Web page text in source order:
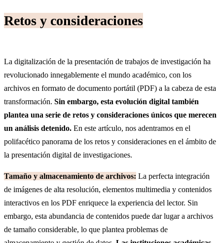
Retos y consideraciones
La digitalización de la presentación de trabajos de investigación ha
revolucionado innegablemente el mundo académico, con los
archivos en formato de documento portátil (PDF) a la cabeza de esta
transformación. Sin embargo, esta evolución digital también
plantea una serie de retos y consideraciones únicos que merecen
un análisis detenido. En este artículo, nos adentramos en el
polifacético panorama de los retos y consideraciones en el ámbito de
la presentación digital de investigaciones.
Tamaño y almacenamiento de archivos: La perfecta integración
de imágenes de alta resolución, elementos multimedia y contenidos
interactivos en los PDF enriquece la experiencia del lector. Sin
embargo, esta abundancia de contenidos puede dar lugar a archivos
de tamaño considerable, lo que plantea problemas de